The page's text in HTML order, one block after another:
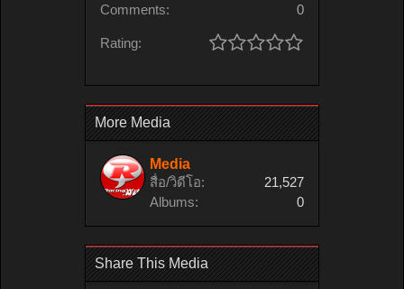
Comments:
0
Rating:
More Media
Media
สื่อ/วิดีโอ:
21,527
Albums:
0
Share This Media